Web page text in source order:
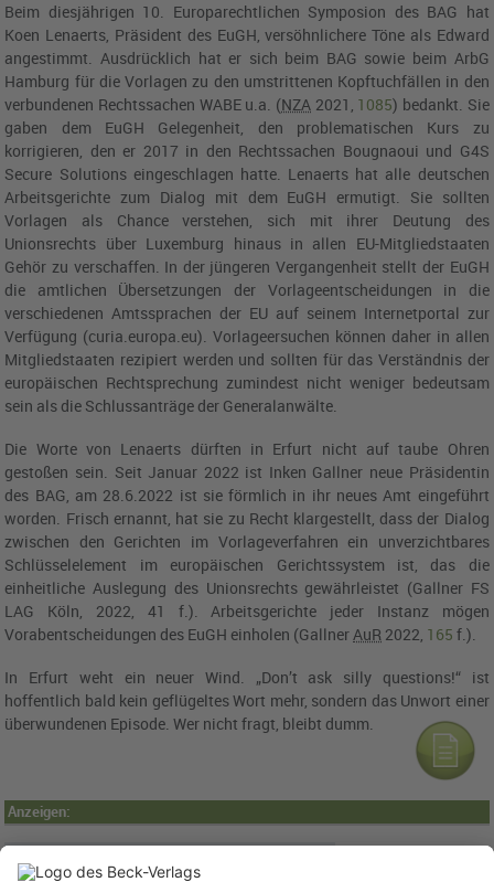
Beim diesjährigen 10. Europarechtlichen Symposion des BAG hat
Koen Lenaerts, Präsident des EuGH, versöhnlichere Töne als Edward
angestimmt. Ausdrücklich hat er sich beim BAG sowie beim ArbG
Hamburg für die Vorlagen zu den umstrittenen Kopftuchfällen in den
verbundenen Rechtssachen WABE u.a. (NZA 2021, 1085) bedankt. Sie
gaben dem EuGH Gelegenheit, den problematischen Kurs zu
korrigieren, den er 2017 in den Rechtssachen Bougnaoui und G4S
Secure Solutions eingeschlagen hatte. Lenaerts hat alle deutschen
Arbeitsgerichte zum Dialog mit dem EuGH ermutigt. Sie sollten
Vorlagen als Chance verstehen, sich mit ihrer Deutung des
Unionsrechts über Luxemburg hinaus in allen EU-Mitgliedstaaten
Gehör zu verschaffen. In der jüngeren Vergangenheit stellt der EuGH
die amtlichen Übersetzungen der Vorlageentscheidungen in die
verschiedenen Amtssprachen der EU auf seinem Internetportal zur
Verfügung (curia.europa.eu). Vorlageersuchen können daher in allen
Mitgliedstaaten rezipiert werden und sollten für das Verständnis der
europäischen Rechtsprechung zumindest nicht weniger bedeutsam
sein als die Schlussanträge der Generalanwälte.
Die Worte von Lenaerts dürften in Erfurt nicht auf taube Ohren
gestoßen sein. Seit Januar 2022 ist Inken Gallner neue Präsidentin
des BAG, am 28.6.2022 ist sie förmlich in ihr neues Amt eingeführt
worden. Frisch ernannt, hat sie zu Recht klargestellt, dass der Dialog
zwischen den Gerichten im Vorlageverfahren ein unverzichtbares
Schlüsselelement im europäischen Gerichtssystem ist, das die
einheitliche Auslegung des Unionsrechts gewährleistet (Gallner FS
LAG Köln, 2022, 41 f.). Arbeitsgerichte jeder Instanz mögen
Vorabentscheidungen des EuGH einholen (GallnerAuR 2022, 165 f.).
In Erfurt weht ein neuer Wind. „Don’t ask silly questions!“ ist
hoffentlich bald kein geflügeltes Wort mehr, sondern das Unwort einer
überwundenen Episode. Wer nicht fragt, bleibt dumm.
Anzeigen: